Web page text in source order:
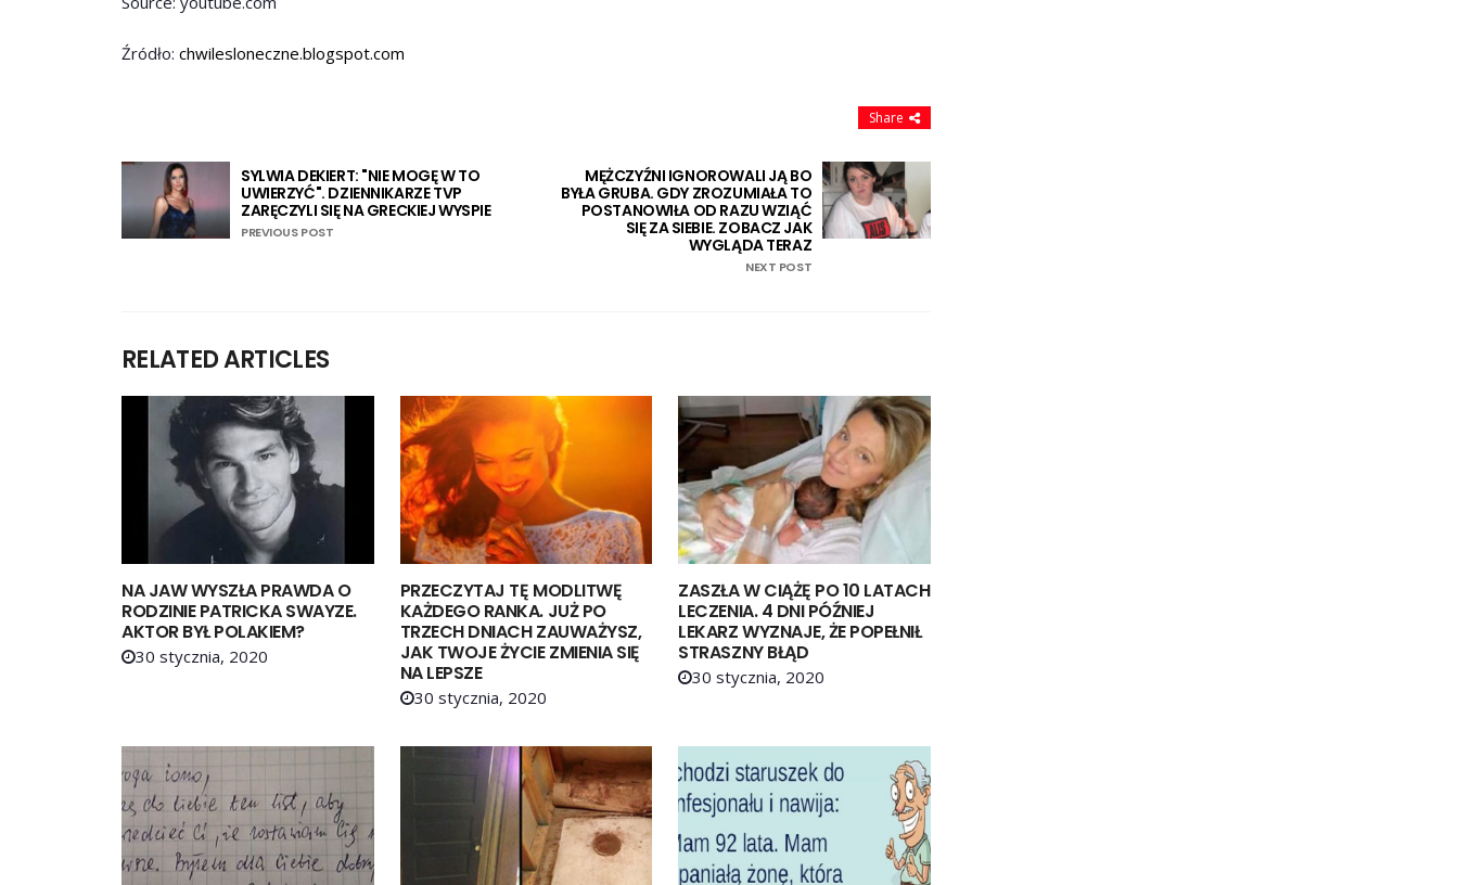
Źródło: chwilesloneczne.blogspot.com
Share
SYLWIA DEKIERT: "NIE MOGĘ W TO
UWIERZYĆ". DZIENNIKARZE TVP
ZARĘCZYLI SIĘ NA GRECKIEJ WYSPIE
PREVIOUS POST
MĘŻCZYŹNI IGNOROWALI JĄ BO
BYŁA GRUBA. GDY ZROZUMIAŁA TO
POSTANOWIŁA OD RAZU WZIĄĆ
SIĘ ZA SIEBIE. ZOBACZ JAK
WYGLĄDA TERAZ
NEXT POST
RELATED ARTICLES
NA JAW WYSZŁA PRAWDA O
RODZINIE PATRICKA SWAYZE.
AKTOR BYŁ POLAKIEM?
30 stycznia, 2020
PRZECZYTAJ TĘ MODLITWĘ
KAŻDEGO RANKA. JUŻ PO
TRZECH DNIACH ZAUWAŻYSZ,
JAK TWOJE ŻYCIE ZMIENIA SIĘ
NA LEPSZE
30 stycznia, 2020
ZASZŁA W CIĄŻĘ PO 10 LATACH
LECZENIA. 4 DNI PÓŹNIEJ
LEKARZ WYZNAJE, ŻE POPEŁNIŁ
STRASZNY BŁĄD
30 stycznia, 2020